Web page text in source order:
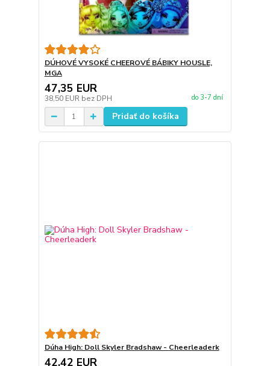
DÚHOVÉ VYSOKÉ CHEEROVÉ BÁBIKY HOUSLE,
MGA
47,35 EUR
38,50 EUR bez DPH do 3-7 dní
Pridať do košíka
Dúha High: Doll Skyler Bradshaw - Cheerleaderk
42,42 EUR